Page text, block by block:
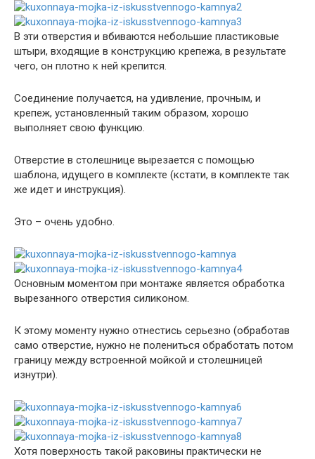
В эти отверстия и вбиваются небольшие пластиковые
штыри, входящие в конструкцию крепежа, в результате
чего, он плотно к ней крепится.
Соединение получается, на удивление, прочным, и
крепеж, установленный таким образом, хорошо
выполняет свою функцию.
Отверстие в столешнице вырезается с помощью
шаблона, идущего в комплекте (кстати, в комплекте так
же идет и инструкция).
Это – очень удобно.
Основным моментом при монтаже является обработка
вырезанного отверстия силиконом.
К этому моменту нужно отнестись серьезно (обработав
само отверстие, нужно не полениться обработать потом
границу между встроенной мойкой и столешницей
изнутри).
Хотя поверхность такой раковины практически не